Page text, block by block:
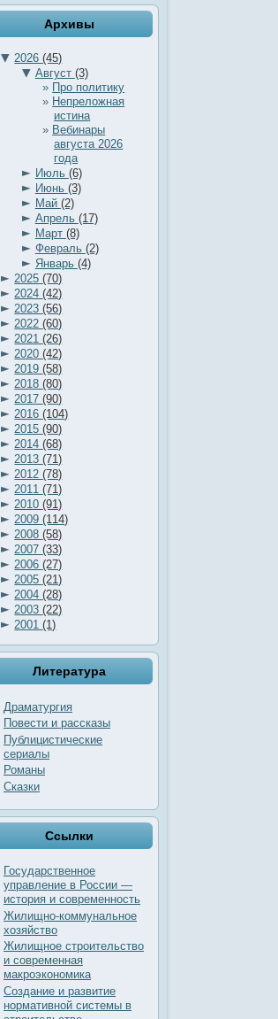
Архивы
▼ 2026(45)
▼ Август (3)
Про политику
Непреложная
истина
Вебинары
августа 2026
года
► Июль (6)
► Июнь (3)
► Май (2)
► Апрель (17)
► Март (8)
► Февраль (2)
► Январь (4)
► 2025(70)
► 2024(42)
► 2023(56)
► 2022(60)
► 2021(26)
► 2020(42)
► 2019(58)
► 2018(80)
► 2017(90)
► 2016(104)
► 2015(90)
► 2014(68)
► 2013(71)
► 2012(78)
► 2011(71)
► 2010(91)
► 2009(114)
► 2008(58)
► 2007(33)
► 2006(27)
► 2005(21)
► 2004(28)
► 2003(22)
► 2001(1)
Литература
Драматургия
Повести и рассказы
Публицистические
сериалы
Романы
Сказки
Ссылки
Государственное
управление в России —
история и современность
Жилищно-коммунальное
хозяйство
Жилищное строительство
и современная
макроэкономика
Создание и развитие
нормативной системы в